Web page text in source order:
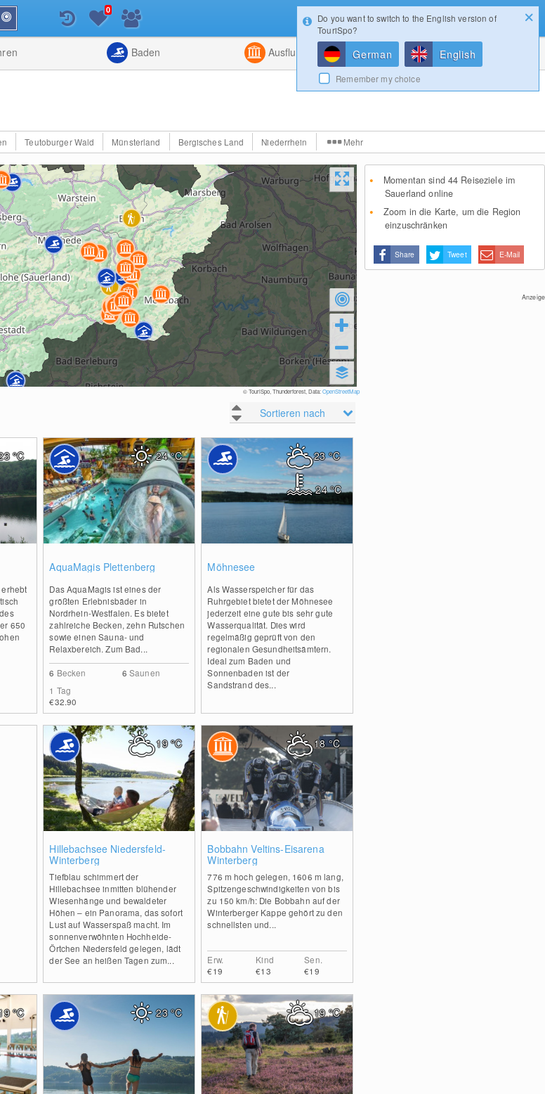
der
Nähe
Suchen
Listenansicht
Kombiniert
0
Baden Ausflugsziele Magazin
Teutoburger Wald Münsterland Bergisches Land Niederrhein Mehr
© TouriSpo, Thunderforest, Data:OpenStreetMap
Sortieren nach
650
°C
AquaMagis Plettenberg
Das AquaMagis ist eines der
größten Erlebnisbäder in
Nordrhein-Westfalen. Es bietet
zahlreiche Becken, zehn Rutschen
sowie einen Sauna- und
Relaxbereich. Zum Bad...
6 Becken 6 Saunen
1 Tag
€32.90
24°C
Möhnesee
Als Wasserspeicher für das
Ruhrgebiet bietet der Möhnesee
jederzeit eine gute bis sehr gute
Wasserqualität. Dies wird
regelmäßig geprüft von den
regionalen Gesundheitsämtern.
Ideal zum Baden und
Sonnenbaden ist der
Sandstrand des...
23°C
24°C
Hillebachsee Niedersfeld-
Winterberg
Tiefblau schimmert der
Hillebachsee inmitten blühender
Wiesenhänge und bewaldeter
Höhen – ein Panorama, das sofort
Lust auf Wasserspaß macht. Im
sonnenverwöhnten Hochheide-
Örtchen Niedersfeld gelegen, lädt
der See an heißen Tagen zum...
19°C
Bobbahn Veltins-Eisarena
Winterberg
776 m hoch gelegen, 1606 m lang,
Spitzengeschwindigkeiten von bis
zu 150 km/h: Die Bobbahn auf der
Winterberger Kappe gehört zu den
schnellsten und...
Erw.
€19
Kind
€13
Sen.
€19
18°C
°C 23°C 19°C
Momentan sind 44 Reiseziele im
Sauerland online
Zoom in die Karte, um die Region
einzuschränken
Share Tweet E-Mail
Anzeige
Login
Do you want to switch to the English version of
TouriSpo?
German English
Remember my choice
Konfigurator Gewinnspiele